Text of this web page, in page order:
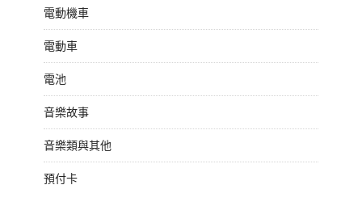
電動機車
電動車
電池
音樂故事
音樂類與其他
預付卡